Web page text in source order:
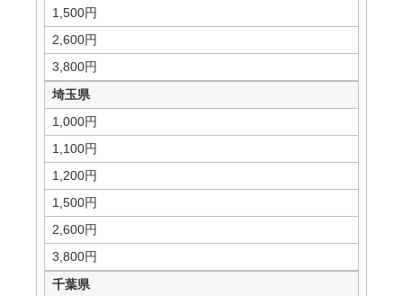
1,500円
2,600円
3,800円
埼玉県
1,000円
1,100円
1,200円
1,500円
2,600円
3,800円
千葉県